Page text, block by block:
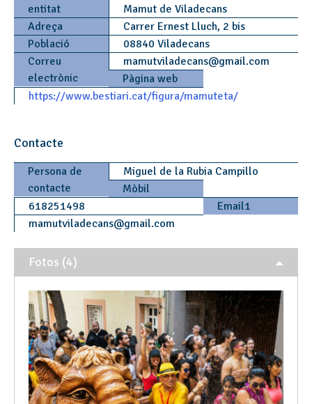
entitat
Mamut de Viladecans
Adreça
Carrer Ernest Lluch, 2 bis
Població
08840 Viladecans
Correu
electrònic
mamutviladecans@gmail.com
Pàgina web
https://www.bestiari.cat/figura/mamuteta/
Contacte
Persona de
contacte
Miguel de la Rubia Campillo
Mòbil
618251498
Email1
mamutviladecans@gmail.com
Fotos (4)